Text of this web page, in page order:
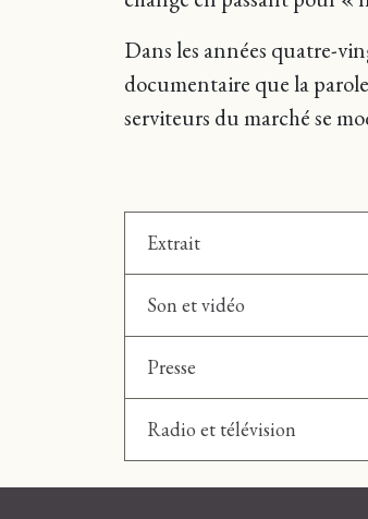
Dans les années quatre-
documentaire que la
serviteurs du marché se
Extrait
Son et vidéo
Presse
Radio et télévision